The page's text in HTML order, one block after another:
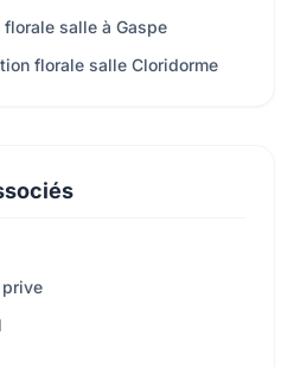
salle à Gaspe
florale salle Cloridorme